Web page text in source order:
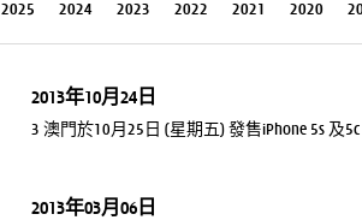
2025 2024 2023 2022 2021 2020
2013年10月24日
3 澳門於10月25日 (星期五) 發售iPhone 5s 及5c
2013年03月06日